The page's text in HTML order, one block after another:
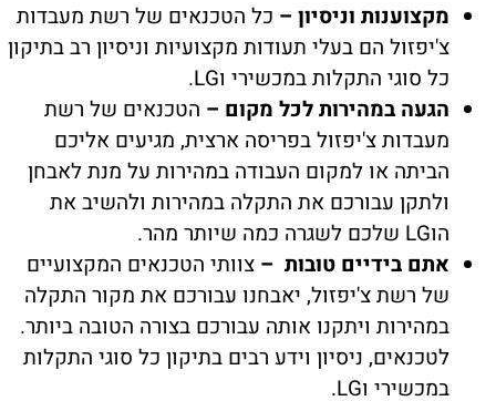
מקצוענות וניסיון – כל הטכנאים של רשת מעבדות
צ'יפזול הם בעלי תעודות מקצועיות וניסיון רב בתיקון
כל סוגי התקלות במכשירי וLG.
הגעה במהירות לכל מקום – הטכנאים של רשת
מעבדות צ'יפזול בפריסה ארצית, מגיעים אליכם
הביתה או למקום העבודה במהירות על מנת לאבחן
ולתקן עבורכם את התקלה במהירות ולהשיב את
הוLG שלכם לשגרה כמה שיותר מהר.
אתם בידיים טובות – צוותי הטכנאים המקצועיים
של רשת צ'יפזול, יאבחנו עבורכם את מקור התקלה
במהירות ויתקנו אותה עבורכם בצורה הטובה ביותר.
לטכנאים, ניסיון וידע רבים בתיקון כל סוגי התקלות
במכשירי וLG.